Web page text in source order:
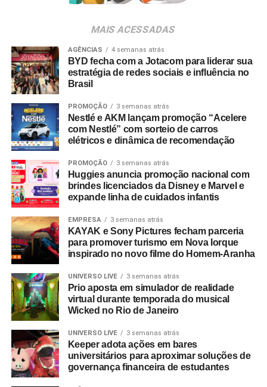
no canal oficial da Ticketmaster, com lote inicial a partir
de R$ 3.950,00. As demais atualizações e atrações do
evento serão divulgadas nos canais oficiais do camarote
nos próximos meses.
MAIS ACESSADAS
AGÊNCIAS 4 semanas atrás
BYD fecha com a Jotacom para liderar sua
estratégia de redes sociais e influência no
Brasil
PROMOÇÃO 3 semanas atrás
Nestlé e AKM lançam promoção “Acelere
com Nestlé” com sorteio de carros
elétricos e dinâmica de recomendação
PROMOÇÃO 3 semanas atrás
Huggies anuncia promoção nacional com
brindes licenciados da Disney e Marvel e
expande linha de cuidados infantis
EMPRESA 3 semanas atrás
KAYAK e Sony Pictures fecham parceria
para promover turismo em Nova Iorque
inspirado no novo filme do Homem-Aranha
UNIVERSO LIVE 3 semanas atrás
Prio aposta em simulador de realidade
virtual durante temporada do musical
Wicked no Rio de Janeiro
UNIVERSO LIVE 3 semanas atrás
Keeper adota ações em bares
universitários para aproximar soluções de
governança financeira de estudantes